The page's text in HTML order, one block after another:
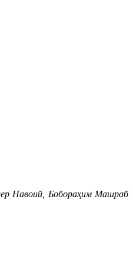
Навоий, Бобораҳим Машраб